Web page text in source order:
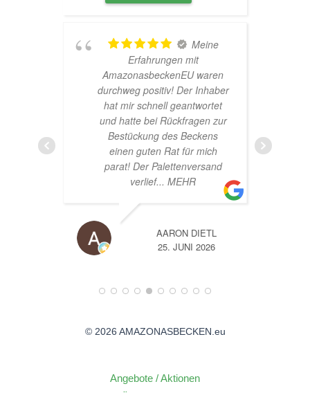
Meine
Erfahrungen mit
AmazonasbeckenEU waren
durchweg positiv! Der Inhaber
hat mir schnell geantwortet
und hatte bei Rückfragen zur
Bestückung des Beckens
einen guten Rat für mich
parat! Der Palettenversand
verlief... MEHR
AARON DIETL
25. JUNI 2026
© 2026 AMAZONASBECKEN.eu
Angebote / Aktionen